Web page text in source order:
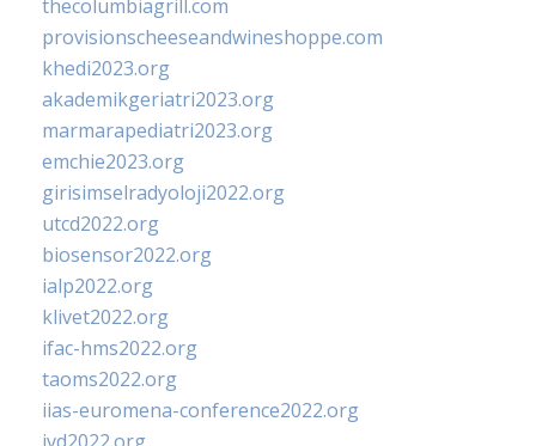
thecolumbiagrill.com
provisionscheeseandwineshoppe.com
khedi2023.org
akademikgeriatri2023.org
marmarapediatri2023.org
emchie2023.org
girisimselradyoloji2022.org
utcd2022.org
biosensor2022.org
ialp2022.org
klivet2022.org
ifac-hms2022.org
taoms2022.org
iias-euromena-conference2022.org